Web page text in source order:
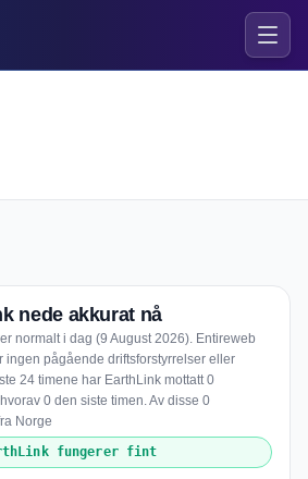
nede akkurat nå
normalt i dag (9 August 2026). Entireweb
ingen pågående driftsforstyrrelser eller
24 timene har EarthLink mottatt 0
0 den siste timen. Av disse 0
Norge
fungerer fint